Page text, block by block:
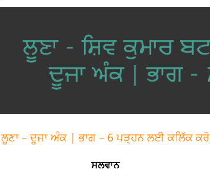
ਲੂਣਾ – ਦੂਜਾ ਅੰਕ | ਭਾਗ – 6 ਪੜ੍ਹਨ ਲਈ ਕਲਿੱਕ ਕਰੋ
ਸਲਵਾਨ